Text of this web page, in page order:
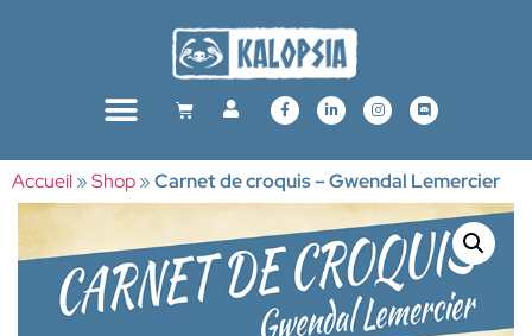
Accueil»Shop»Carnet de croquis – Gwendal Lemercier